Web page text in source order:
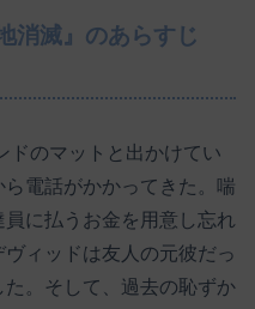
消滅』のあらすじ
ドのマットと出かけてい
電話がかかってきた。喘
に払うお金を用意し忘れ
ィッドは友人の元彼だっ
。そして、過去の恥ずか